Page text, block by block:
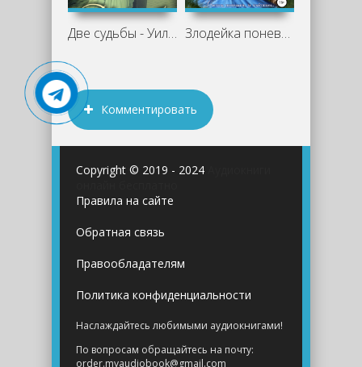
Две судьбы - Уилки Коллинз Злодейка поневоле - Ольга Коротаева
Комментировать
Copyright © 2019 - 2024
Правила на сайте
Обратная связь
Правообладателям
Политика конфиденциальности
Наслаждайтесь любимыми аудиокнигами!
По вопросам обращайтесь на почту:
order.myaudiobook@gmail.com